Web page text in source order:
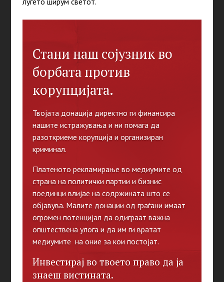
Стани наш сојузник во
борбата против
корупцијата.
Твојата донација директно ги финансира
нашите истражувања и ни помага да
разоткриеме корупција и организиран
криминал.
Платеното рекламирање во медиумите од
страна на политички партии и бизнис
поединци влијае на содржината што се
објавува. Малите донации од граѓани имаат
огромен потенцијал да одиграат важна
општествена улога и да им ги вратат
медиумите на оние за кои постојат.
Инвестирај во твоето право да ја
знаеш вистината.